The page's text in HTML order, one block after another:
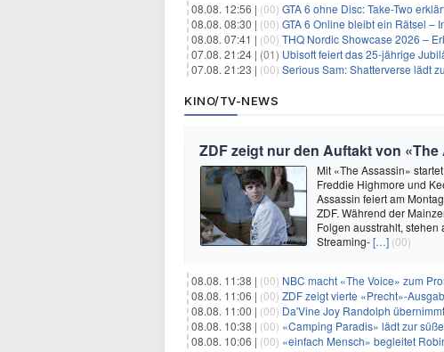
08.08. 12:56 | (00) GTA 6 ohne Disc: Take-Two
08.08. 08:30 | (00) GTA 6 Online bleibt ein Rätsel –
08.08. 07:41 | (00) THQ Nordic Showcase 2026 –
07.08. 21:24 | (01) Ubisoft feiert das 25-jährige
07.08. 21:23 | (00) Serious Sam: Shatterverse lädt
KINO/TV-NEWS
ZDF zeigt nur den Auftakt von
Mit «The Assassin»
Freddie Highmore und
Assassin feiert am
ZDF. Während der
Folgen ausstrahlt,
Streaming-[…] (00)
08.08. 11:38 | (00) NBC macht «The Voice» zum
08.08. 11:06 | (00) ZDF zeigt vierte «Precht»-
08.08. 11:00 | (00) Da'Vine Joy Randolph
08.08. 10:38 | (00) «Camping Paradis» lädt zur
08.08. 10:06 | (00) «einfach Mensch» begleitet